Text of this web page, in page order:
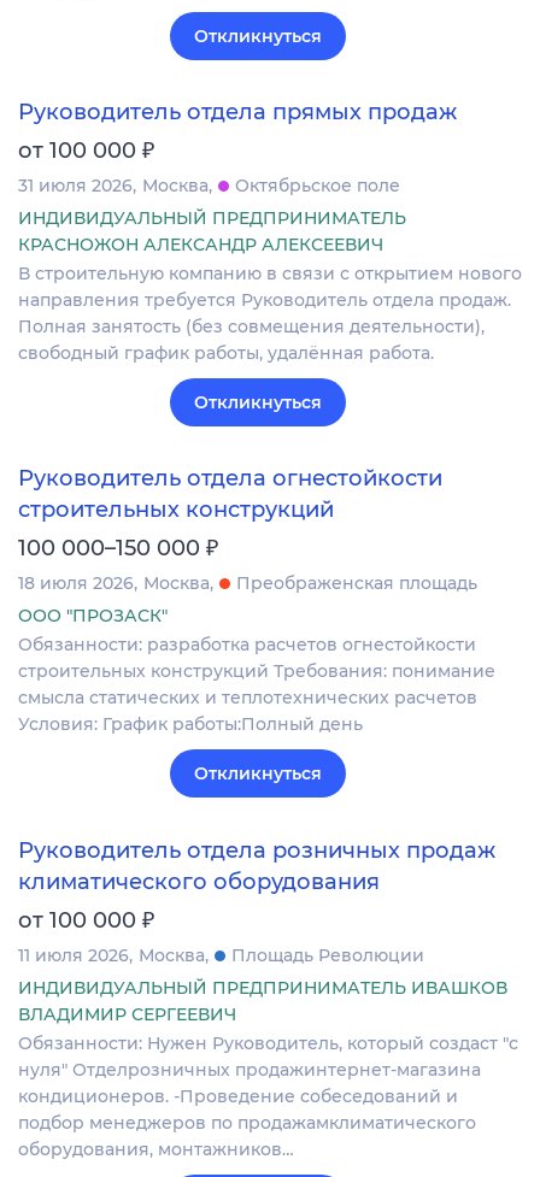
Откликнуться
Руководитель отдела прямых продаж
от 100 000 ₽
31 июля 2026 Москва
Октябрьское поле
ИНДИВИДУАЛЬНЫЙ ПРЕДПРИНИМАТЕЛЬ
КРАСНОЖОН АЛЕКСАНДР АЛЕКСЕЕВИЧ
В строительную компанию в связи с открытием нового
направления требуется Руководитель отдела продаж.
Полная занятость (без совмещения деятельности),
свободный график работы, удалённая работа.
Откликнуться
Руководитель отдела огнестойкости
строительных конструкций
100 000–150 000 ₽
18 июля 2026 Москва
Преображенская площадь
ООО "ПРОЗАСК"
Обязанности: разработка расчетов огнестойкости
строительных конструкций Требования: понимание
смысла статических и теплотехнических расчетов
Условия: График работы:Полный день
Откликнуться
Руководитель отдела розничных продаж
климатического оборудования
от 100 000 ₽
11 июля 2026 Москва
Площадь Революции
ИНДИВИДУАЛЬНЫЙ ПРЕДПРИНИМАТЕЛЬ ИВАШКОВ
ВЛАДИМИР СЕРГЕЕВИЧ
Обязанности: Нужен Руководитель, который создаст "с
нуля" Отделрозничных продажинтернет-магазина
кондиционеров. -Проведение собеседований и
подбор менеджеров по продажамклиматического
оборудования, монтажников…